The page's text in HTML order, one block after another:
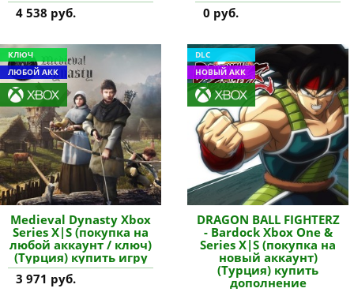
4 538 руб.
0 руб.
КЛЮЧ
ЛЮБОЙ АКК
Medieval Dynasty Xbox
Series X|S (покупка на
любой аккаунт / ключ)
(Турция) купить игру
3 971 руб.
DLC
НОВЫЙ АКК
DRAGON BALL FIGHTERZ
- Bardock Xbox One &
Series X|S (покупка на
новый аккаунт)
(Турция) купить
дополнение